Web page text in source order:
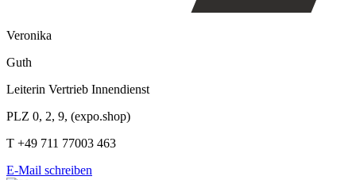
Veronika
Guth
Leiterin Vertrieb Innendienst
PLZ 0, 2, 9, (expo.shop)
T +49 711 77003 463
E-Mail schreiben